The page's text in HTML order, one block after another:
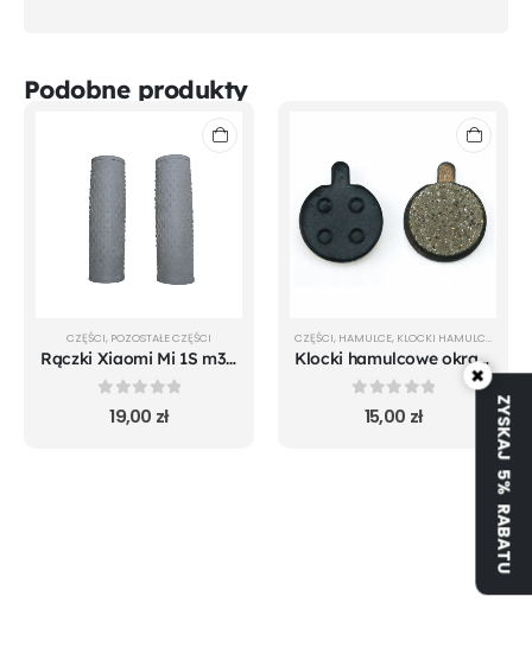
Podobne produkty
CZĘŚCI, POZOSTAŁE CZĘŚCI
Rączki Xiaomi Mi 1S m365 Pro Mi Pro2 Mi Essential
out of 5
19,00 zł
CZĘŚCI, HAMULCE, KLOCKI HAMULCOWE
Klocki hamulcowe okrągłe 18.5 mm
out of 5
15,00 zł
×
ZYSKAJ 5% RABATU